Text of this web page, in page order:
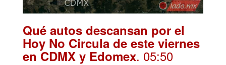
Qué autos descansan por el
Hoy No Circula de este viernes
en CDMX y Edomex. 05:50